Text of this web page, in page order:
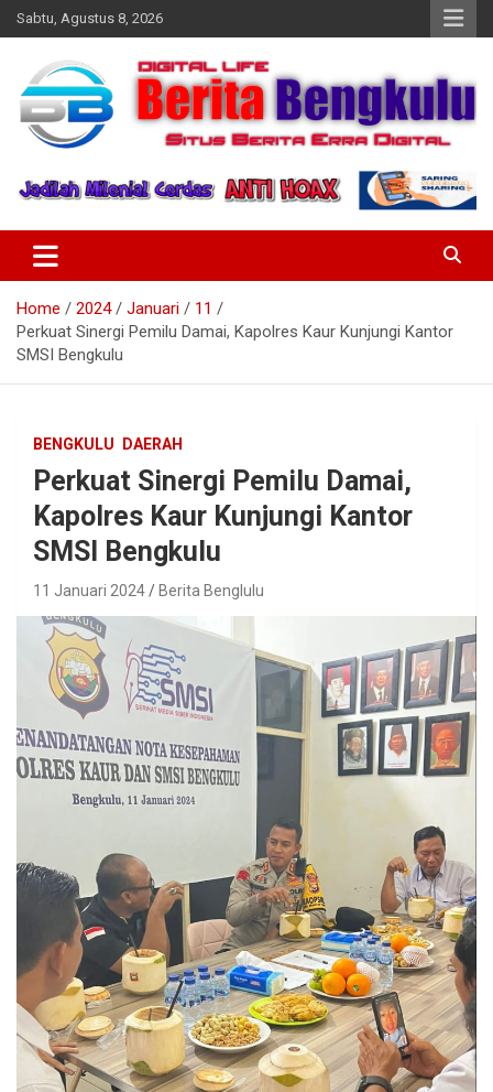
Skip
to
Sabtu, Agustus 8, 2026
Beritabengkulu.id
Home 2024 Januari
11
Perkuat Sinergi Pemilu Damai, Kapolres Kaur Kunjungi Kantor
SMSI Bengkulu
BENGKULU DAERAH
Perkuat Sinergi Pemilu Damai,
Kapolres Kaur Kunjungi Kantor
SMSI Bengkulu
11 Januari 2024 Berita Benglulu